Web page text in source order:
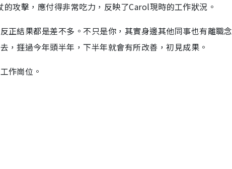
攻擊，應付得非常吃力，反映了Carol現時的工作狀況。
正結果都是差不多。不只是你，其實身邊其他同事也有離職念
，捱過今年頭半年，下半年就會有所改善，初見成果。
作崗位。